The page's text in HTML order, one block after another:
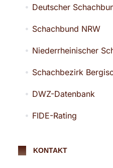
Deutscher
Schachbund NRW
Niederrheinischer
Schachbezirk
DWZ-Datenbank
FIDE-Rating
KONTAKT